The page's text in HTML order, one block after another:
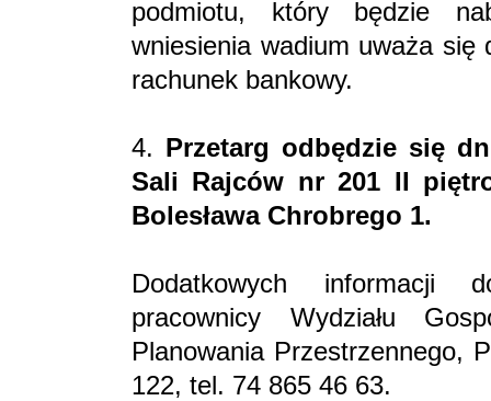
podmiotu, który będzie
wniesienia wadium uważa się
rachunek bankowy.
4. Przetarg odbędzie się
Sali Rajców nr 201 II
Bolesława Chrobrego 1.
Dodatkowych informacji
pracownicy Wydziału
Planowania Przestrzennego,
122, tel. 74 865 46 63.